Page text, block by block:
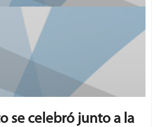
se celebró junto a la